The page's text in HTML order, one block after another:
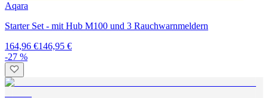
Aqara
Starter Set - mit Hub M100 und 3 Rauchwarnmeldern
164,96 €146,95 €
-27 %